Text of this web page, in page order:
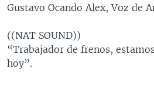
Gustavo Ocando Alex, Voz de
((NAT SOUND))
“Trabajador de frenos,
hoy”.